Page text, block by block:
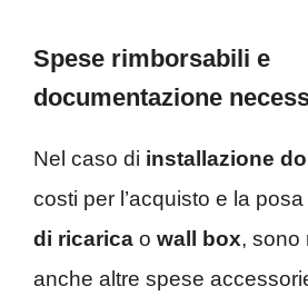
Spese rimborsabili e
documentazione
Nel caso di installazione
costi per l’acquisto e la
di ricarica o wall box, sono
anche altre spese